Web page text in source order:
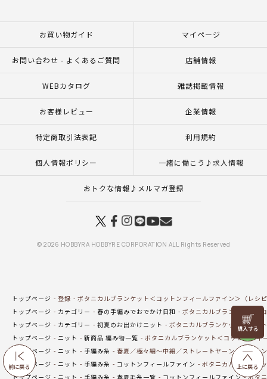
前に戻る
リリヤン
フェア
上に戻る
お買い物ガイド マイページ
お問い合わせ - よくあるご質問 店舗情報
WEBカタログ 雑誌掲載情報
お客様レビュー 企業情報
特定商取引法表記 利用規約
個人情報ポリシー 一緒に働こう♪求人情報
おトクな情報♪メルマガ登録
© 2026 HOBBYRA HOBBYRE CORPORATION ALL Rights Reserved
トップページ 登録
ボタニカルブランケット＜コットンフィールファイン＞（レシ
トップページ
カテゴリー 春の手編みでおでかけ日和
ボタニカルブランケット＜
トップページ
カテゴリー 初夏のお出かけニット
ボタニカルブランケット＜コッ
トップページ
ニット 新商品 編み物一覧
ボタニカルブランケット＜コットンフィ
トップページ
ニット 手編み糸 春夏／極々細～中細／ストレートヤーン
コット
トップページ
ニット 手編み糸 コットンフィールファイン
ボタニカルブランケ
トップページ
ニット 手編み糸 春夏毛糸一覧 コットンフィールファイン ボタ